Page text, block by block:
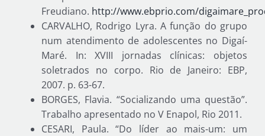
Freudiano. http://www.ebprio.com/
CARVALHO, Rodrigo Lyra. A função do grupo
num atendimento de adolescentes no Digaí-
Maré. In: XVIII jornadas clínicas: objetos
soletrados no corpo. Rio de Janeiro: EBP,
2007. p. 63-67.
BORGES, Flavia. “Socializando uma questão”.
Trabalho apresentado no V Enapol, Rio 2011.
CESARI, Paula. “Do líder ao mais-um: um